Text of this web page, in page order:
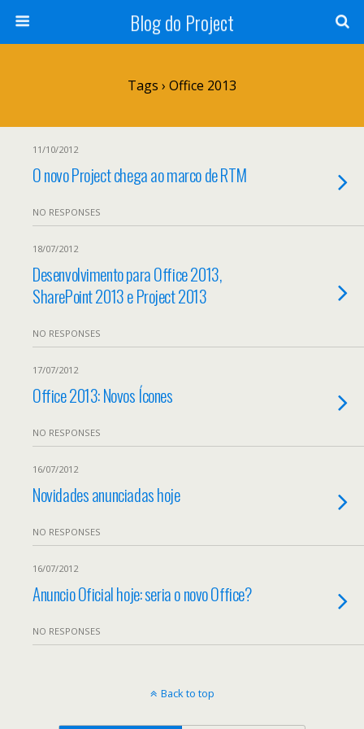
Blog do Project
Tags › Office 2013
11/10/2012
O novo Project chega ao marco de RTM
NO RESPONSES
18/07/2012
Desenvolvimento para Office 2013,
SharePoint 2013 e Project 2013
NO RESPONSES
17/07/2012
Office 2013: Novos Ícones
NO RESPONSES
16/07/2012
Novidades anunciadas hoje
NO RESPONSES
16/07/2012
Anuncio Oficial hoje: seria o novo Office?
NO RESPONSES
Back to top